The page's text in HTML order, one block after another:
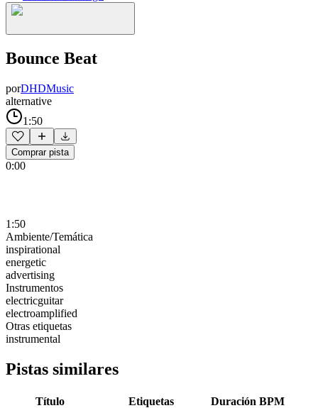
Bounce Beat
porDHDMusic
alternative
1:50
Comprar pista
0:00
1:50
Ambiente/Temática
inspirational
energetic
advertising
Instrumentos
electricguitar
electroamplified
Otras etiquetas
instrumental
Pistas similares
Título Etiquetas Duración BPM